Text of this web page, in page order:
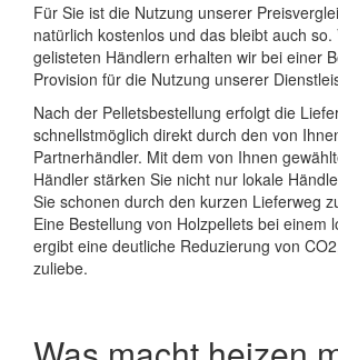
Für Sie ist die Nutzung unserer
natürlich kostenlos und das bleibt auch
gelisteten Händlern erhalten wir bei einer
Provision für die Nutzung unserer
Nach der Pelletsbestellung erfolgt die
schnellstmöglich direkt durch den von
Partnerhändler. Mit dem von Ihnen
Händler stärken Sie nicht nur lokale
Sie schonen durch den kurzen Lieferweg
Eine Bestellung von Holzpellets bei einem
ergibt eine deutliche Reduzierung von
zuliebe.